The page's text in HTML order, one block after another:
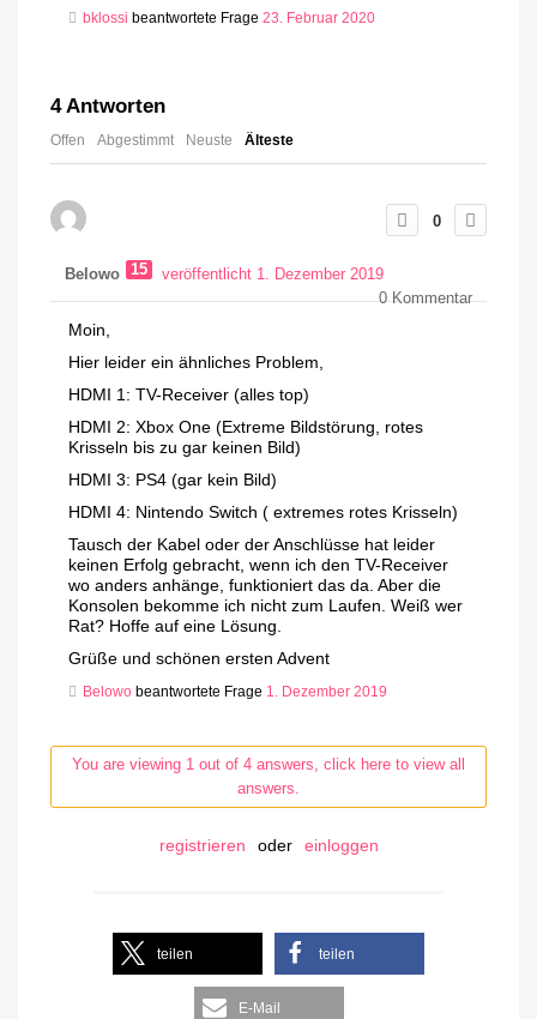
bklossi beantwortete Frage 23. Februar 2020
4Antworten
Offen Abgestimmt Neuste Älteste
0
Belowo 15
veröffentlicht 1. Dezember 2019
0Kommentar
Moin,
Hier leider ein ähnliches Problem,
HDMI 1: TV-Receiver (alles top)
HDMI 2: Xbox One (Extreme Bildstörung, rotes
Krisseln bis zu gar keinen Bild)
HDMI 3: PS4 (gar kein Bild)
HDMI 4: Nintendo Switch ( extremes rotes Krisseln)
Tausch der Kabel oder der Anschlüsse hat leider
keinen Erfolg gebracht, wenn ich den TV-Receiver
wo anders anhänge, funktioniert das da. Aber die
Konsolen bekomme ich nicht zum Laufen. Weiß wer
Rat? Hoffe auf eine Lösung.
Grüße und schönen ersten Advent
Belowo beantwortete Frage 1. Dezember 2019
You are viewing 1 out of 4 answers, click here to view all
answers.
registrieren oder einloggen
teilen teilen
E-Mail